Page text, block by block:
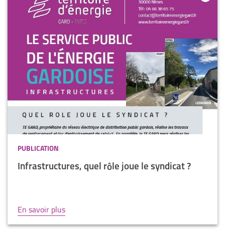
PUBLICATION
Infrastructures, quel rôle joue le syndicat ?
En savoir plus